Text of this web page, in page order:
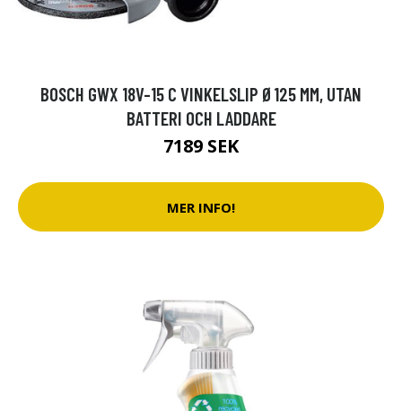
BOSCH GWX 18V-15 C VINKELSLIP Ø125 MM, UTAN
BATTERI OCH LADDARE
7189 SEK
MER INFO!